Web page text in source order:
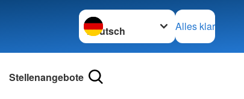
Sprache wechseln zu
Alles klar
Stellenangebote